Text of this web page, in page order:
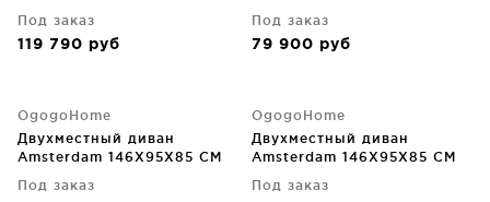
Под заказ
119 790 руб
Под заказ
79 900 руб
OgogoHome
Двухместный диван
Amsterdam 146X95X85 CM
Под заказ
OgogoHome
Двухместный диван
Amsterdam 146X95X85 CM
Под заказ